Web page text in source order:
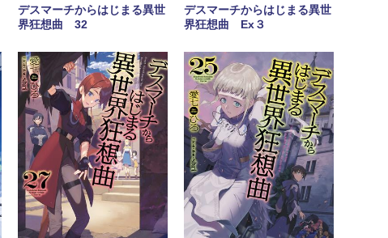
デスマーチからはじまる異世
界狂想曲 32
デスマーチからはじまる異世
界狂想曲 Ex３